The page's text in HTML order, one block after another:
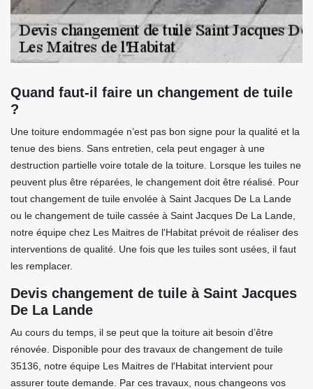
Quand faut-il faire un changement de tuile
?
Une toiture endommagée n’est pas bon signe pour la qualité et la
tenue des biens. Sans entretien, cela peut engager à une
destruction partielle voire totale de la toiture. Lorsque les tuiles ne
peuvent plus être réparées, le changement doit être réalisé. Pour
tout changement de tuile envolée à Saint Jacques De La Lande
ou le changement de tuile cassée à Saint Jacques De La Lande,
notre équipe chez Les Maitres de l'Habitat prévoit de réaliser des
interventions de qualité. Une fois que les tuiles sont usées, il faut
les remplacer.
Devis changement de tuile à Saint Jacques
De La Lande
Au cours du temps, il se peut que la toiture ait besoin d’être
rénovée. Disponible pour des travaux de changement de tuile
35136, notre équipe Les Maitres de l'Habitat intervient pour
assurer toute demande. Par ces travaux, nous changeons vos